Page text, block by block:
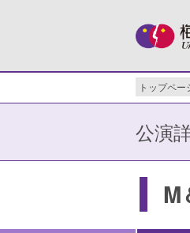
トップペー
公演
M